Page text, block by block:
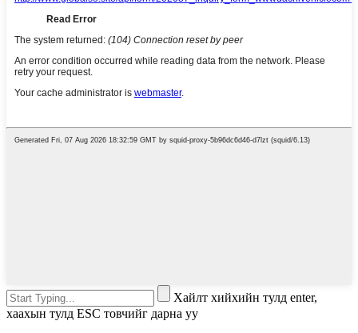
Хайлт хийхийн тулд enter,
хаахын тулд ESC товчийг дарна уу